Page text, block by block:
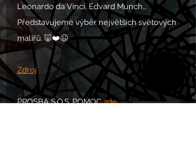
Leonardo da Vinci, Edvard Munch...
Představujeme výběr největších světových
malířů. 🐷❤️😉
Zdroj
PROSBA S.O.S. POMOC zde.